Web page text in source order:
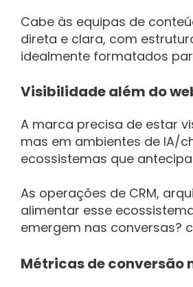
Cabe às equipas de
direta e clara, com
idealmente formatados
Visibilidade além do
A marca precisa de estar
mas em ambientes de IA/
ecossistemas que
As operações de CRM,
alimentar esse
emergem nas conversas?
Métricas de conversão